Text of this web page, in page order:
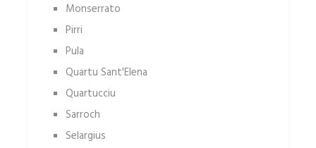
Monserrato
Pirri
Pula
Quartu Sant'Elena
Quartucciu
Sarroch
Selargius